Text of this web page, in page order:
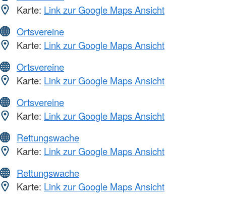
Karte: Link zur Google Maps Ansicht
Ortsvereine
Karte: Link zur Google Maps Ansicht
Ortsvereine
Karte: Link zur Google Maps Ansicht
Ortsvereine
Karte: Link zur Google Maps Ansicht
Rettungswache
Karte: Link zur Google Maps Ansicht
Rettungswache
Karte: Link zur Google Maps Ansicht